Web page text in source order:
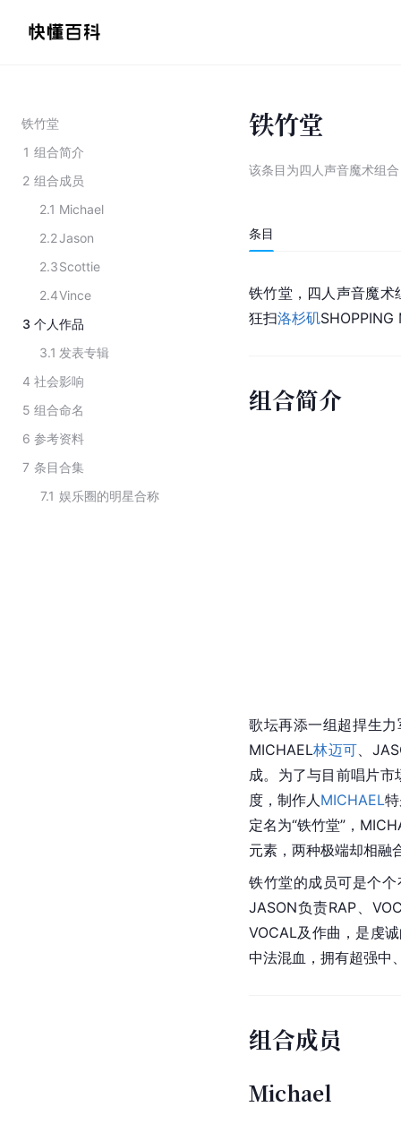
铁竹堂
1 组合简介
2 组合成员
2.1 Michael
2.2Jason
2.3Scottie
2.4Vince
3 个人作品
3.1 发表专辑
4 社会影响
5 组合命名
6 参考资料
7 条目合集
7.1 娱乐圈的明星合称
铁竹堂
该条目为四人声音魔术组合
条目
铁竹堂，四人声音魔术
狂扫洛杉矶SHOPPING
组合简介
歌坛再添一组超捍生力
MICHAEL林迈可 、
成。为了与目前唱片
度，制作人 MICHAEL
定名为“铁竹堂”，
元素，两种极端却相融
铁竹堂的成员可是个
JASON负责RAP、
VOCAL及作曲，是虔
中法混血，拥有超强中
组合成员
Michael